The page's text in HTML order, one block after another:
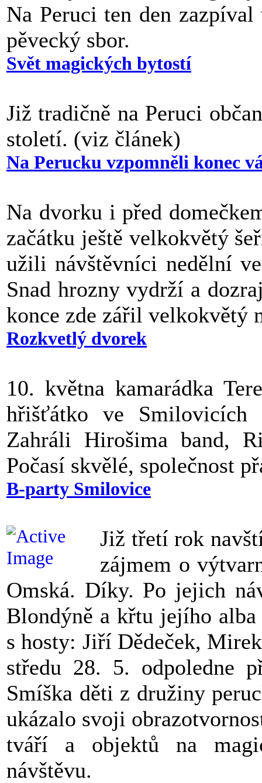
Na Peruci ten den
pěvecký sbor.
Svět magických bytostí
Již tradičně na Peruci
století. (viz článek)
Na Perucku vzpomněli konec
Na dvorku i před
začátku ještě velkokvětý
užili návštěvníci nedělní
Snad hrozny vydrží a
konce zde zářil velkokvětý
Rozkvetlý dvorek
10. května kamarádka
hřišťátko ve Smilovicích
Zahráli Hirošima band,
Počasí skvělé, společnost
B-party Smilovice
Již třetí rok
zájmem o
Omská. Díky. Po jejich
Blondýně a křtu jejího
s hosty: Jiří Dědeček,
středu 28. 5. odpoledne
Smíška děti z družiny
ukázalo svoji
tváří a objektů na
návštěvu.